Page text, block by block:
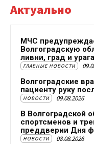
Актуально
МЧС
Волгоградскую
ливни, град и
ГЛАВНЫЕ НОВОСТИ
Волгоградские
пациенту руку
НОВОСТИ 09.08.2026
В Волгоградской
спортсменов и
преддверии Дня
НОВОСТИ 08.08.2026